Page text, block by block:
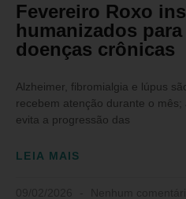
Fevereiro Roxo
humanizados
doenças crônicas
Alzheimer, fibromialgia e lúpus
recebem atenção durante o
evita a progressão das
LEIA MAIS